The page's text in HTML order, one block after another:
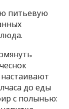
питьевую
до еды
с полынью: